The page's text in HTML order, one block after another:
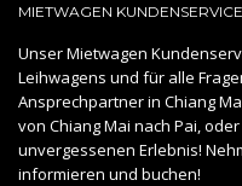
MIETWAGEN KUNDENSERVICE
Unser Mietwagen
Leihwagens und für alle
Ansprechpartner in Chiang
von Chiang Mai nach Pai,
unvergessenen Erlebnis!
informieren und buchen!